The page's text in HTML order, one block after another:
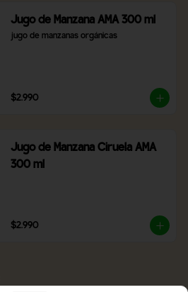
Jugo de Manzana AMA 300 ml
jugo de manzanas orgánicas
$2.990
Jugo de Manzana Ciruela AMA
300 ml
$2.990